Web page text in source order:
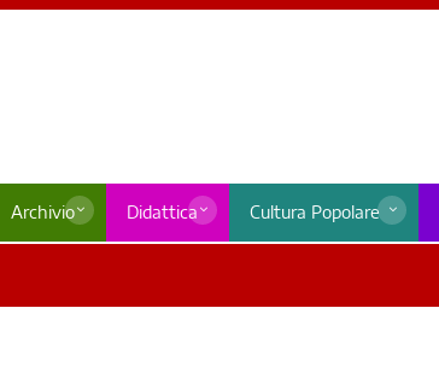
Archivio Didattica Cultura Popolare